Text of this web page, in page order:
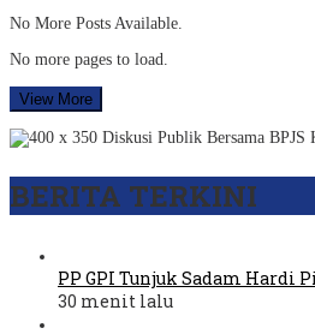
No More Posts Available.
No more pages to load.
View More
BERITA TERKINI
PP GPI Tunjuk Sadam Hardi
30 menit lalu